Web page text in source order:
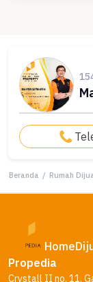
Beranda / Rumah
Home
Propedia